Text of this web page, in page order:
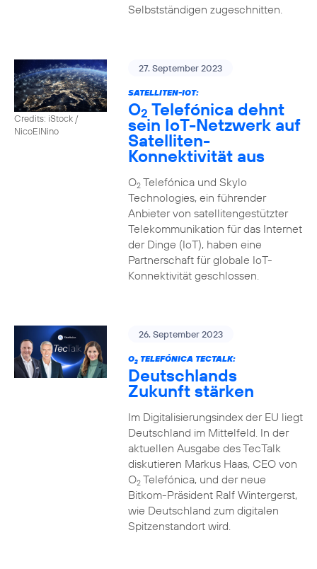
Selbstständigen zugeschnitten.
Credits: iStock /
NicoElNino
27. September 2023
SATELLITEN-IOT:
O2 Telefónica dehnt
sein IoT-Netzwerk auf
Satelliten-
Konnektivität aus
O2Telefónica und Skylo
Technologies, ein führender
Anbieter von satellitengestützter
Telekommunikation für das Internet
der Dinge (IoT), haben eine
Partnerschaft für globale IoT-
Konnektivität geschlossen.
26. September 2023
O2TELEFÓNICA TECTALK:
Deutschlands
Zukunft stärken
Im Digitalisierungsindex der EU liegt
Deutschland im Mittelfeld. In der
aktuellen Ausgabe des TecTalk
diskutieren Markus Haas, CEO von
O2Telefónica, und der neue
Bitkom-Präsident Ralf Wintergerst,
wie Deutschland zum digitalen
Spitzenstandort wird.